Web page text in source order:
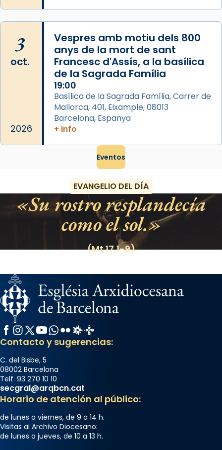
3
oct.
2026
Vespres amb motiu dels 800
anys de la mort de sant
Francesc d'Assís, a la basílica
de la Sagrada Família
19:00
Basílica de la Sagrada Família, Carrer de
Mallorca, 401, Eixample, 08013
Barcelona, Espanya
+ info
Eventos
EVANGELIO DEL DÍA
Su rostro resplandecía
como el sol.
(Mt 17,1-9)
Facebook
Instagram
X / Twitter
YouTube
WhatsApp
FlickrRadio Estel
Catalunya Cristiana
Contacto y sugerencias:
C. del Bisbe, 5
08002 Barcelona
Telf. 93 270 10 10
secgral@arqbcn.cat
Horario de atención al público:
de lunes a viernes, de 9 a 14 h.
Visitas al Archivo Diocesano:
de lunes a jueves, de 10 a 13 h.